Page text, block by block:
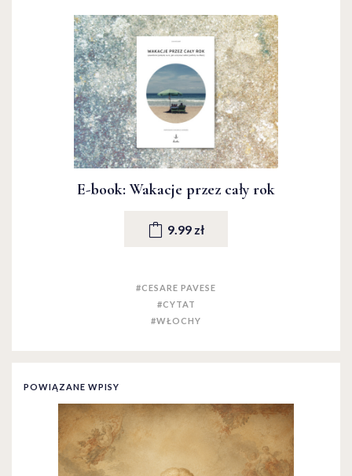
E-book: Wakacje przez cały rok
9.99 zł
#CESARE PAVESE
#CYTAT
#WŁOCHY
POWIĄZANE WPISY